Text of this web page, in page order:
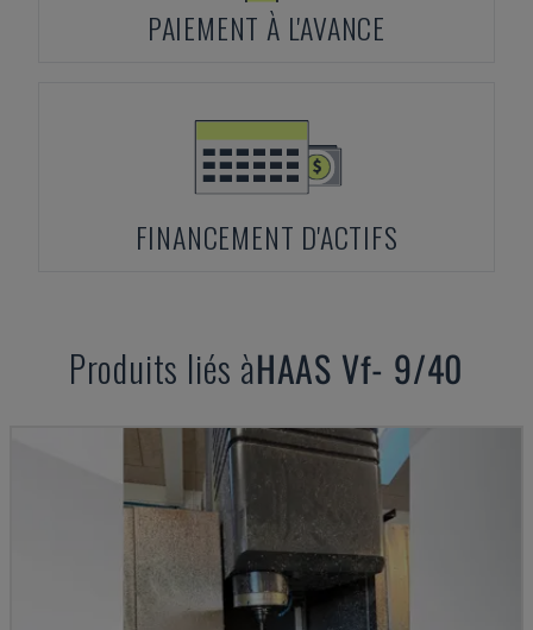
PAIEMENT À L'AVANCE
FINANCEMENT D'ACTIFS
Produits liés àHAAS Vf- 9/40